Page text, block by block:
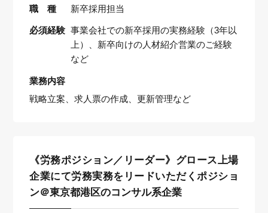
職 種 新卒採用担当
必須経験 事業会社での新卒採用の実務経験（3年以
上）、新卒向けの人材紹介営業のご経験
など
業務内容
戦略立案、求人票の作成、更新管理など
《労務ポジション／リーダー》グロース上場
企業にて労務実務をリードいただくポジショ
ン＠東京都港区のコンサル系企業